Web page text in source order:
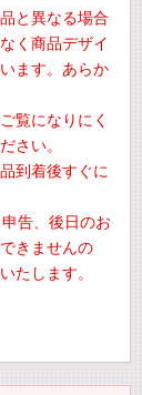
と異なる場合
く商品デザイ
ます。あらか
覧になりにく
さい。
到着後すぐに
告、後日のお
きませんの
たします。